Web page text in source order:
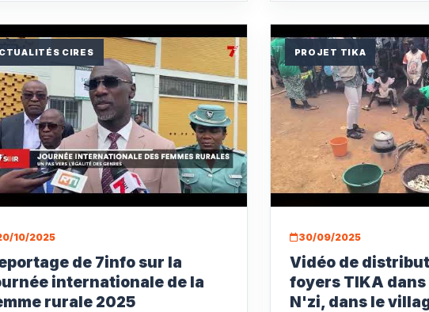
CIRES
10/2025
de 7info sur la
internationale de la
rurale 2025
PROJET TIKA
30/09/2025
Vidéo de
foyers TIKA
N'zi, dans le